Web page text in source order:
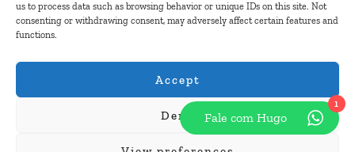
us to process data such as browsing behavior or unique IDs on this site. Not
consenting or withdrawing consent, may adversely affect certain features and
functions.
Accept
Deny
Contacte-nos
Tours Portugal.
1
Fale com Hugo